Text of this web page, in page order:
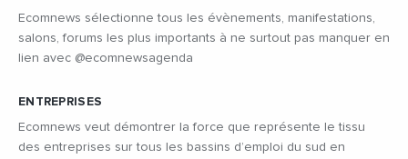
Ecomnews sélectionne tous les évènements, manifestations,
salons, forums les plus importants à ne surtout pas manquer en
lien avec @ecomnewsagenda
ENTREPRISES
Ecomnews veut démontrer la force que représente le tissu
des entreprises sur tous les bassins d’emploi du sud en